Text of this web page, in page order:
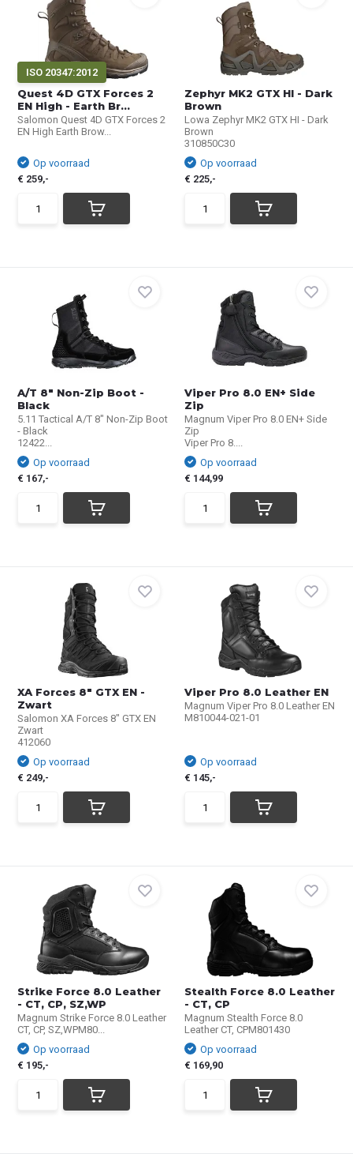
ISO 20347:2012
Quest 4D GTX Forces 2
EN High - Earth Br...
Salomon Quest 4D GTX Forces 2
EN High Earth Brow...
Op voorraad
€ 259,-
Zephyr MK2 GTX HI - Dark
Brown
Lowa Zephyr MK2 GTX HI - Dark
Brown
310850C30
Op voorraad
€ 225,-
A/T 8" Non-Zip Boot -
Black
5.11 Tactical A/T 8" Non-Zip Boot
- Black
12422...
Op voorraad
€ 167,-
Viper Pro 8.0 EN+ Side
Zip
Magnum Viper Pro 8.0 EN+ Side
Zip
Viper Pro 8....
Op voorraad
€ 144,99
XA Forces 8" GTX EN -
Zwart
Salomon XA Forces 8" GTX EN
Zwart
412060
Op voorraad
€ 249,-
Viper Pro 8.0 Leather EN
Magnum Viper Pro 8.0 Leather EN
M810044-021-01
Op voorraad
€ 145,-
Strike Force 8.0 Leather
- CT, CP, SZ,WP
Magnum Strike Force 8.0 Leather
CT, CP, SZ,WPM80...
Op voorraad
€ 195,-
Stealth Force 8.0 Leather
- CT, CP
Magnum Stealth Force 8.0
Leather CT, CPM801430
Op voorraad
€ 169,90